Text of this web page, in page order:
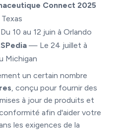
Connect 2025
10 au 12 juin à Orlando
— Le 24 juillet à
Michigan
un certain nombre
, conçu pour fournir des
à jour de produits et
afin d'aider votre
les exigences de la